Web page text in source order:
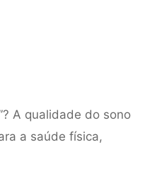
A qualidade do sono
a saúde física,